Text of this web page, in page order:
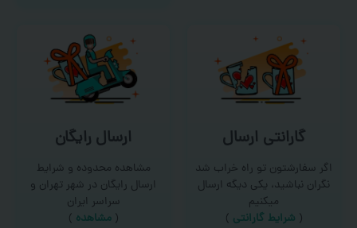
گارانتی ارسال
اگر سفارشتون تو راه خراب شد
نگران نباشید، یکی دیگه ارسال
میکنیم
( شرایط گارانتی )
ارسال رایگان
مشاهده محدوده و شرایط
ارسال رایگان در شهر تهران و
سراسر ایران
(مشاهده )